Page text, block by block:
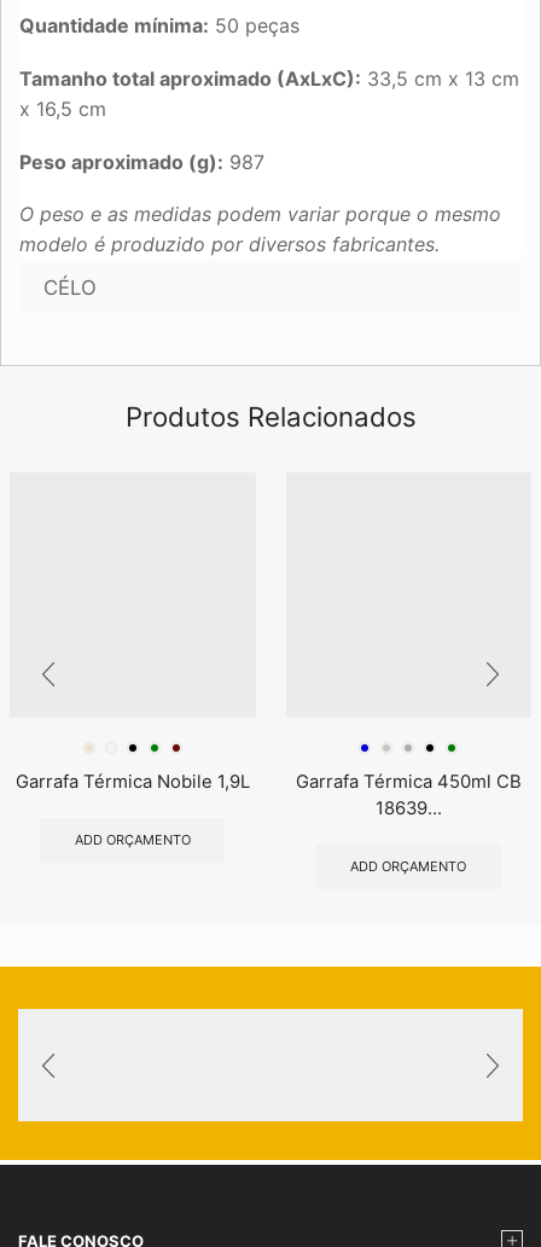
Quantidade mínima: 50 peças
Tamanho total aproximado (AxLxC): 33,5 cm x 13 cm
x 16,5 cm
Peso aproximado (g): 987
O peso e as medidas podem variar porque o mesmo
modelo é produzido por diversos fabricantes.
CÉLO
Produtos Relacionados
Garrafa Térmica Nobile 1,9L
ADD ORÇAMENTO
Garrafa Térmica 450ml CB
18639...
ADD ORÇAMENTO
FALE CONOSCO